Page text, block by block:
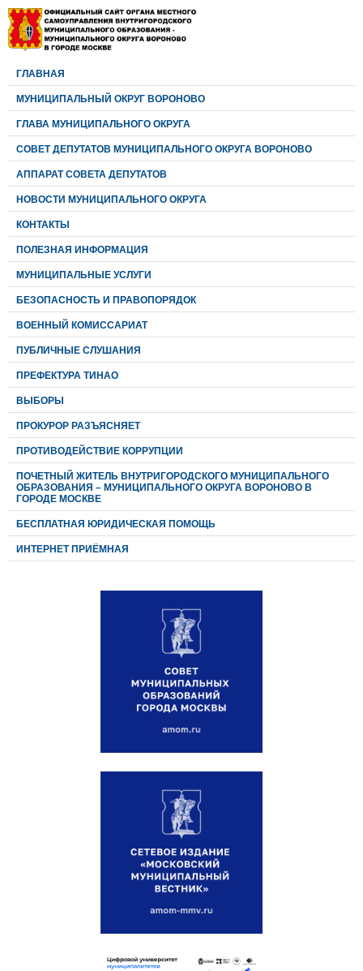
ГЛАВНАЯ
МУНИЦИПАЛЬНЫЙ ОКРУГ ВОРОНОВО
ГЛАВА МУНИЦИПАЛЬНОГО ОКРУГА
CОВЕТ ДЕПУТАТОВ МУНИЦИПАЛЬНОГО ОКРУГА ВОРОНОВО
АППАРАТ СОВЕТА ДЕПУТАТОВ
НОВОСТИ МУНИЦИПАЛЬНОГО ОКРУГА
КОНТАКТЫ
ПОЛЕЗНАЯ ИНФОРМАЦИЯ
МУНИЦИПАЛЬНЫЕ УСЛУГИ
БЕЗОПАСНОСТЬ И ПРАВОПОРЯДОК
ВОЕННЫЙ КОМИССАРИАТ
ПУБЛИЧНЫЕ СЛУШАНИЯ
ПРЕФЕКТУРА ТИНАО
ВЫБОРЫ
ПРОКУРОР РАЗЪЯСНЯЕТ
ПРОТИВОДЕЙСТВИЕ КОРРУПЦИИ
ПОЧЕТНЫЙ ЖИТЕЛЬ ВНУТРИГОРОДСКОГО МУНИЦИПАЛЬНОГО
ОБРАЗОВАНИЯ – МУНИЦИПАЛЬНОГО ОКРУГА ВОРОНОВО В
ГОРОДЕ МОСКВЕ
БЕСПЛАТНАЯ ЮРИДИЧЕСКАЯ ПОМОЩЬ
ИНТЕРНЕТ ПРИЁМНАЯ